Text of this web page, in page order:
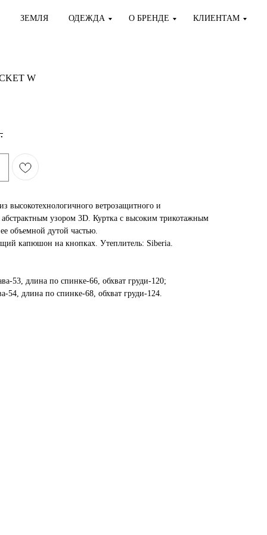
ЗЕМЛЯ ОДЕЖДА О БРЕНДЕ КЛИЕНТАМ
W
высокотехнологичного ветрозащитного и
абстрактным узором 3D. Куртка с высоким трикотажным
объемной дутой частью.
капюшон на кнопках. Утеплитель: Siberia.
53, длина по спинке-66, обхват груди-120;
54, длина по спинке-68, обхват груди-124.